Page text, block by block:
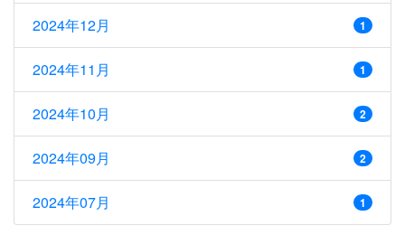
2024年12月 1
2024年11月 1
2024年10月 2
2024年09月 2
2024年07月 1